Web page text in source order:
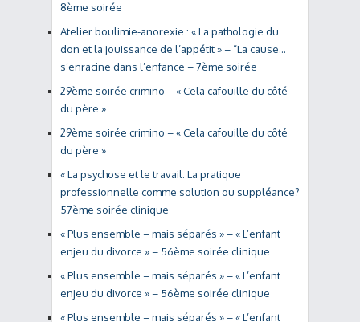
8ème soirée
Atelier boulimie-anorexie : « La pathologie du
don et la jouissance de l’appétit » – “La cause…
s’enracine dans l’enfance – 7ème soirée
29ème soirée crimino – « Cela cafouille du côté
du père »
29ème soirée crimino – « Cela cafouille du côté
du père »
« La psychose et le travail. La pratique
professionnelle comme solution ou suppléance?
57ème soirée clinique
« Plus ensemble – mais séparés » – « L’enfant
enjeu du divorce » – 56ème soirée clinique
« Plus ensemble – mais séparés » – « L’enfant
enjeu du divorce » – 56ème soirée clinique
« Plus ensemble – mais séparés » – « L’enfant